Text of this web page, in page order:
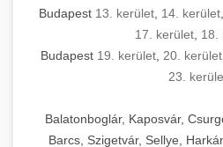
Budapest 13. kerület 14. kerület
17. kerület 18.
Budapest 19. kerület 20. kerület
23.
Balatonboglár, Kaposvár,
Barcs, Szigetvár, Sellye,